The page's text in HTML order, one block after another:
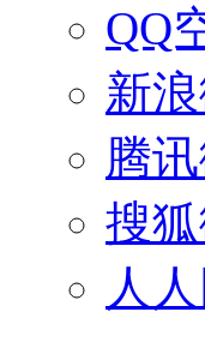
QQ
新
腾
搜
人